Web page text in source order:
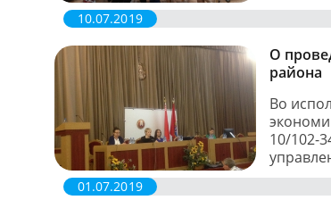
10.07.2019
О
района
Во
10/102-
01.07.2019